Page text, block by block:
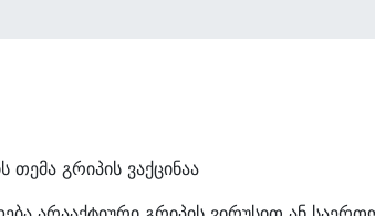
თემა გრიპის ვაქცინაა